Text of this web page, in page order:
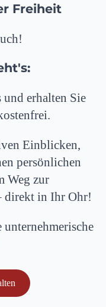
Freiheit
und erhalten Sie
Einblicken,
persönlichen
Weg zur
direkt in Ihr Ohr!